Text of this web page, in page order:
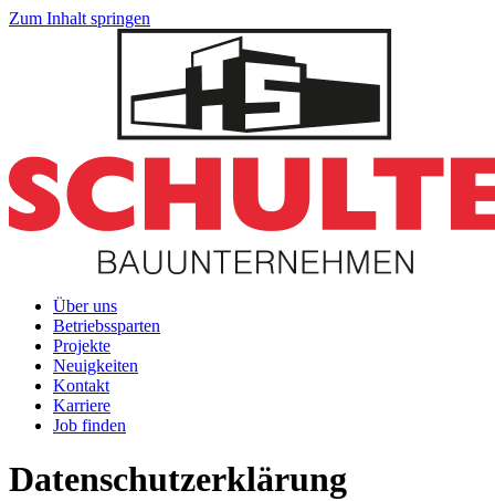
Zum Inhalt springen
Über uns
Betriebssparten
Projekte
Neuigkeiten
Kontakt
Karriere
Job finden
Datenschutzerklärung